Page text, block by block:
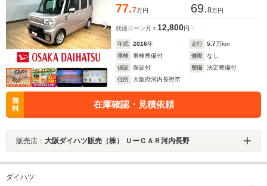
77.7万円 69.8万円
残価ローン 月々 12,800円
年式 2016年 走行 5.7万km
車検
車検整備付 修復
なし
保証
保証付 整備
法定整備付
住所
大阪府河内長野市
無
料
在庫確認・見積依頼
販売店： 大阪ダイハツ販売（株） ＵーＣＡＲ河内長野
ダイハツ